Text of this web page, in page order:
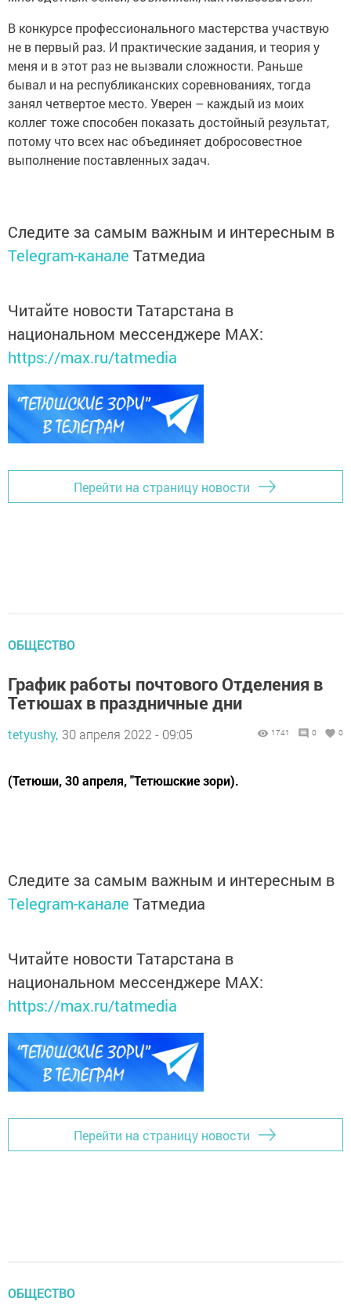
В конкурсе профессионального мастерства участвую
не в первый раз. И практические задания, и теория у
меня и в этот раз не вызвали сложности. Раньше
бывал и на республиканских соревнованиях, тогда
занял четвертое место. Уверен – каждый из моих
коллег тоже способен показать достойный результат,
потому что всех нас объединяет добросовестное
выполнение ­поставленных задач.
Следите за самым важным и интересным в
Telegram-канале Татмедиа
Читайте новости Татарстана в
национальном мессенджере MАХ:
https://max.ru/tatmedia
Перейти на страницу новости
ОБЩЕСТВО
График работы почтового Отделения в
Тетюшах в праздничные дни
tetyushy, 30 апреля 2022 - 09:05 1741 0 0
(Тетюши, 30 апреля, "Тетюшские зори).
Следите за самым важным и интересным в
Telegram-канале Татмедиа
Читайте новости Татарстана в
национальном мессенджере MАХ:
https://max.ru/tatmedia
Перейти на страницу новости
ОБЩЕСТВО